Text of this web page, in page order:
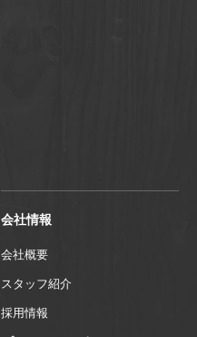
会社情報
会社概要
スタッフ紹介
採用情報